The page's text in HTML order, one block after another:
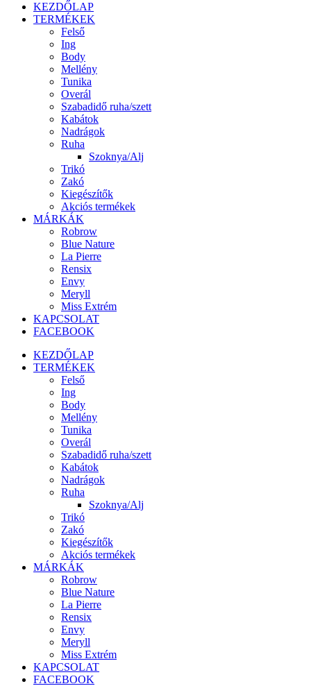
KEZDŐLAP
TERMÉKEK
Felső
Ing
Body
Mellény
Tunika
Overál
Szabadidő ruha/szett
Kabátok
Nadrágok
Ruha
Szoknya/Alj
Trikó
Zakó
Kiegészítők
Akciós termékek
MÁRKÁK
Robrow
Blue Nature
La Pierre
Rensix
Envy
Meryll
Miss Extrém
KAPCSOLAT
FACEBOOK
KEZDŐLAP
TERMÉKEK
Felső
Ing
Body
Mellény
Tunika
Overál
Szabadidő ruha/szett
Kabátok
Nadrágok
Ruha
Szoknya/Alj
Trikó
Zakó
Kiegészítők
Akciós termékek
MÁRKÁK
Robrow
Blue Nature
La Pierre
Rensix
Envy
Meryll
Miss Extrém
KAPCSOLAT
FACEBOOK